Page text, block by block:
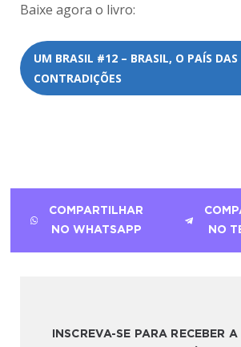
Baixe agora o livro:
UM BRASIL #12 – BRASIL, O PAÍS DAS
CONTRADIÇÕES
COMPARTILHAR
NO WHATSAPP
NO
INSCREVA-SE PARA RECEBER A